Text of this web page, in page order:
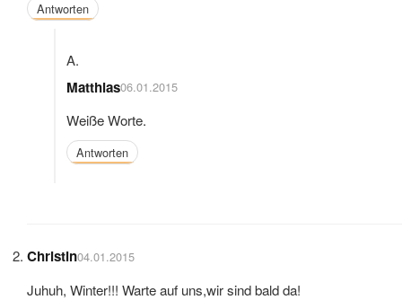
Antworten
Matthias06.01.2015
Weiße Worte.
Antworten
Christin04.01.2015
Juhuh, Winter!!! Warte auf uns,wir sind bald da!